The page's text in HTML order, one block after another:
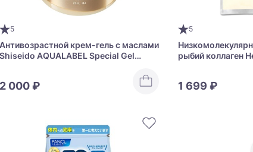
5
Антивозрастной крем-гель с маслами
Shiseido AQUALABEL Special Gel
2 000 ₽
5
рыбий коллаген
1 699 ₽